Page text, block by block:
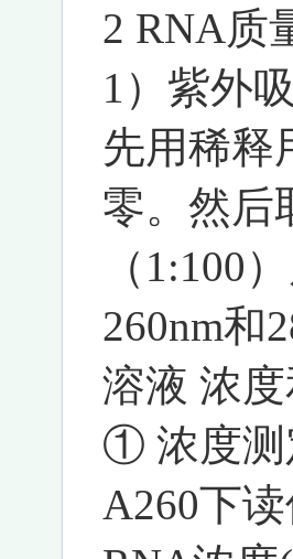
2 RNA质
1）紫外
先用稀释
零。然后
（1:100
260nm和
溶液 浓
① 浓度测
A260下